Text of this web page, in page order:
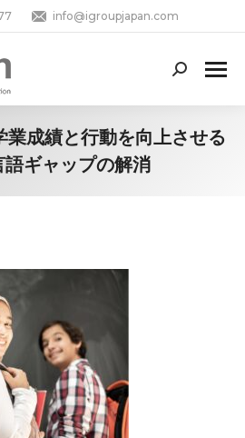
info@igroupjapan.com
Search:
成績と行動を向上させる
語ギャップの解消